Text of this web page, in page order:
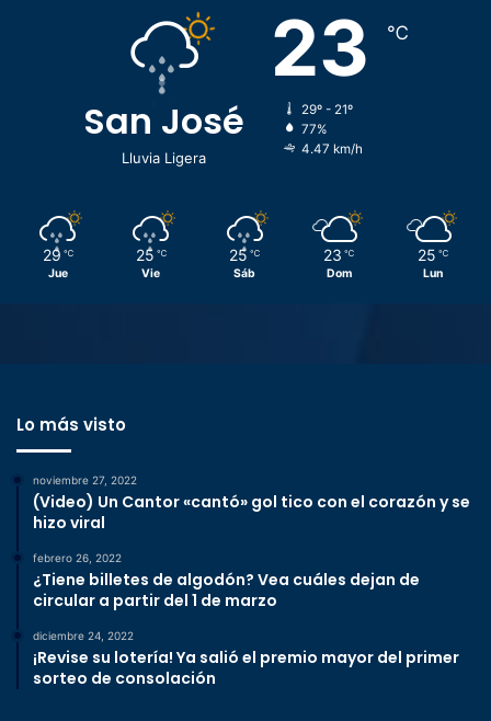
San José
Lluvia Ligera
23 ℃
29º - 21º
77%
4.47 km/h
29 ℃
Jue
25 ℃
Vie
25 ℃
Sáb
23 ℃
Dom
25 ℃
Lun
Lo más visto
noviembre 27, 2022
(Video) Un Cantor «cantó» gol tico con el corazón y se
hizo viral
febrero 26, 2022
¿Tiene billetes de algodón? Vea cuáles dejan de
circular a partir del 1 de marzo
diciembre 24, 2022
¡Revise su lotería! Ya salió el premio mayor del primer
sorteo de consolación